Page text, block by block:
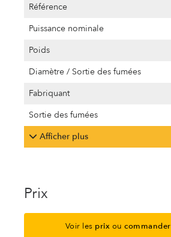
Référence
Puissance nominale
Poids
Diamètre / Sortie des fumées
Fabriquant
Sortie des fumées
Afficher plus
Prix
Voir les prix oucommander